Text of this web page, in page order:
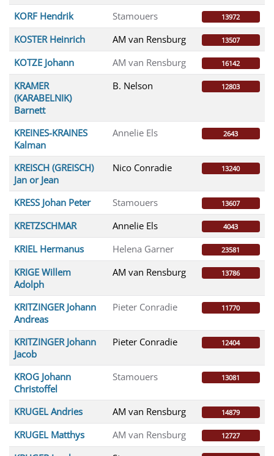
KORF Hendrik Stamouers 13972
KOSTER Heinrich AM van Rensburg 13507
KOTZE Johann AM van Rensburg 16142
KRAMER
(KARABELNIK)
Barnett
B. Nelson 12803
KREINES-KRAINES
Kalman
Annelie Els 2643
KREISCH (GREISCH)
Jan or Jean
Nico Conradie 13240
KRESS Johan Peter Stamouers 13607
KRETZSCHMAR Annelie Els 4043
KRIEL Hermanus Helena Garner 23581
KRIGE Willem
Adolph
AM van Rensburg 13786
KRITZINGER Johann
Andreas
Pieter Conradie 11770
KRITZINGER Johann
Jacob
Pieter Conradie 12404
KROG Johann
Christoffel
Stamouers 13081
KRUGEL Andries AM van Rensburg 14879
KRUGEL Matthys AM van Rensburg 12727